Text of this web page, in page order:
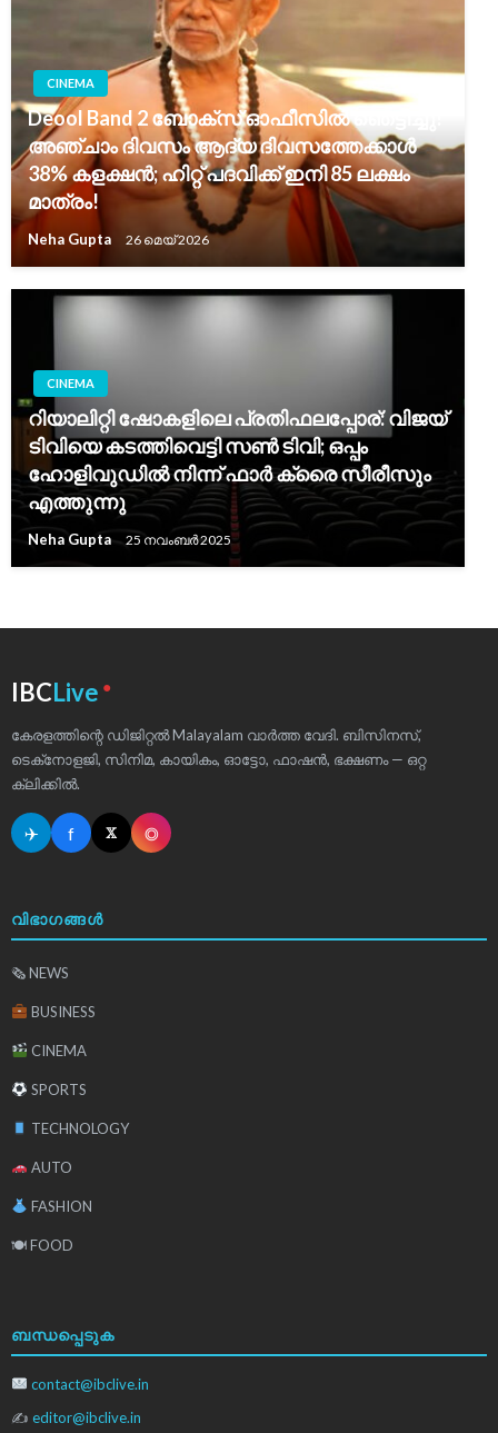
CINEMA
Deool Band 2 ബോക്സ് ഓഫീസിൽ ഞെട്ടിച്ചു!
അഞ്ചാം ദിവസം ആദ്യ ദിവസത്തേക്കാൾ
38% കളക്ഷൻ; ഹിറ്റ് പദവിക്ക് ഇനി 85 ലക്ഷം
മാത്രം!
Neha Gupta 26 മെയ്‌ 2026
CINEMA
റിയാലിറ്റി ഷോകളിലെ പ്രതിഫലപ്പോര്: വിജയ്
ടിവിയെ കടത്തിവെട്ടി സൺ ടിവി; ഒപ്പം
ഹോളിവുഡിൽ നിന്ന് ഫാർ ക്രൈ സീരീസും
എത്തുന്നു
Neha Gupta 25 നവംബർ 2025
IBCLive ●
കേരളത്തിന്റെ ഡിജിറ്റൽ Malayalam വാർത്ത വേദി. ബിസിനസ്,
ടെക്‌നോളജി, സിനിമ, കായികം, ഓട്ടോ, ഫാഷൻ, ഭക്ഷണം — ഒറ്റ
ക്ലിക്കിൽ.
✈ f 𝕏 ◎
വിഭാഗങ്ങൾ
🗞 NEWS
BUSINESS
CINEMA
SPORTS
TECHNOLOGY
AUTO
FASHION
🍽 FOOD
ബന്ധപ്പെടുക
contact@ibclive.in
✍ editor@ibclive.in